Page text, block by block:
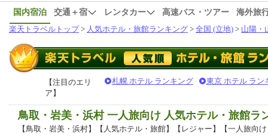
国内宿泊 交通＋宿 レンタカー 高速バス・ツアー
海外旅
楽天トラベルトップ> 人気ホテル・旅館ランキング > 全国 (立地) > 山陽・
【注目のエリ
ア】
札幌 ホテル ランキング 東京 ホテル ラン
鳥取・岩美・浜村 一人旅向け 人気ホテル・旅館ラ
【鳥取・岩美・浜村】【人気ホテル・旅館】【レジャー】【一人旅向